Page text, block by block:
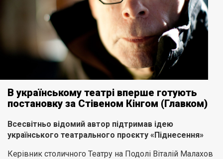
В українському театрі вперше готують
постановку за Стівеном Кінгом (Главком)
Всесвітньо відомий автор підтримав ідею
українського театрального проєкту «Піднесення»
Керівник столичного Театру на Подолі Віталій Малахов